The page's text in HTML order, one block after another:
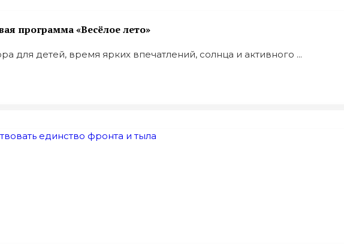
программа «Весёлое лето»
для детей, время ярких впечатлений, солнца и активного ...